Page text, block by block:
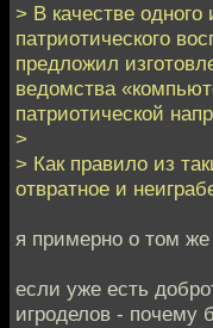
> В качестве
патриотического
предложил
ведомства
патриотической
>
> Как правило из
отвратное и
я примерно о том же
если уже есть
игроделов - почему